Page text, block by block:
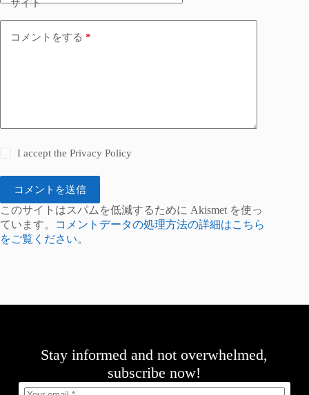
サイト
コメントをする *
I accept thePrivacy Policy
コメントを送信
このサイトはスパムを低減するために Akismet を使っ
ています。
コメントデータの処理方法の詳細はこちら
をご覧ください。
Stay informed and not overwhelmed,
subscribe now!